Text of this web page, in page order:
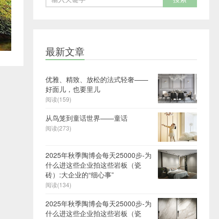
最新文章
优雅、精致、放松的法式轻奢——
好面儿，也要里儿
阅读(159)
从鸟笼到童话世界——童话
阅读(273)
2025年秋季陶博会每天25000步-为
什么进这些企业拍这些岩板（瓷
砖）:大企业的“细心事”
阅读(134)
2025年秋季陶博会每天25000步-为
什么进这些企业拍这些岩板（瓷